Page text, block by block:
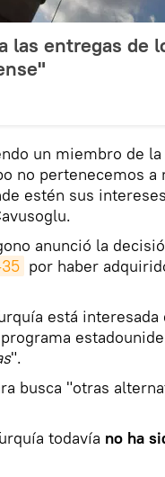
las entregas de
un miembro de
no pertenecemos a
estén sus
anunció la
por haber
está
".
busca "otras
todavía no ha